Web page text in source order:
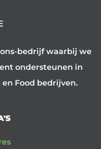
bedrijf waarbij we
ondersteunen in
en Food bedrijven.